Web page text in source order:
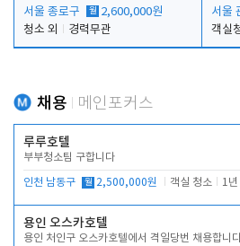
서울 종로구 월 2,600,000원
청소 외
경력무관
서울
객실
채용 메인포커스
루루호텔
부부청소팀 구합니다
인천 남동구 월 2,500,000원 객실 청소 1
용인 오스카호텔
용인 처인구 오스카호텔에서 격일당번 채용합니